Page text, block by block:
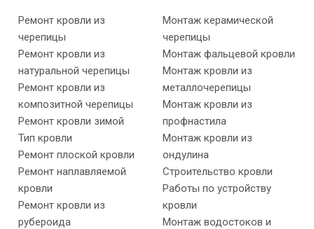
Ремонт кровли из
черепицы
Ремонт кровли из
натуральной черепицы
Ремонт кровли из
композитной черепицы
Ремонт кровли зимой
Тип кровли
Ремонт плоской кровли
Ремонт наплавляемой
кровли
Ремонт кровли из
рубероида
Монтаж керамической
черепицы
Монтаж фальцевой кровли
Монтаж кровли из
металлочерепицы
Монтаж кровли из
профнастила
Монтаж кровли из
ондулина
Строительство кровли
Работы по устройству
кровли
Монтаж водостоков и